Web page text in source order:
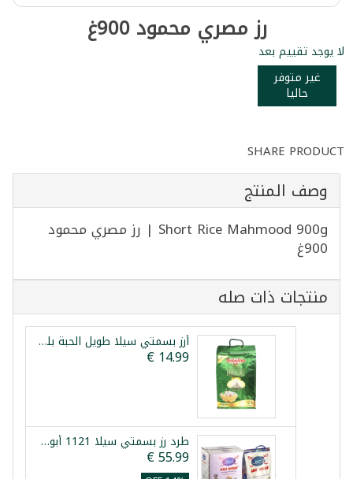
رز مصري محمود 900غ
لا يوجد تقييم بعد
غير متوفر
حاليا
SHARE PRODUCT
وصف المنتج
Short Rice Mahmood 900g | رز مصري محمود
900غ
منتجات ذات صله
أرز بسمتي سيلا طويل الحبة بلدنا 4كغ
طرد رز بسمتي سيلا 1121 أبو سيوف 5×4كغ